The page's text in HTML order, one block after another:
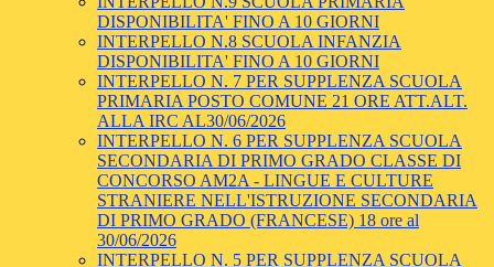
DISPONIBILITA' FINO A 10 GIORNI
INTERPELLO N.8 SCUOLA INFANZIA
DISPONIBILITA' FINO A 10 GIORNI
INTERPELLO N. 7 PER SUPPLENZA SCUOLA
PRIMARIA POSTO COMUNE 21 ORE ATT.ALT.
ALLA IRC AL30/06/2026
INTERPELLO N. 6 PER SUPPLENZA SCUOLA
SECONDARIA DI PRIMO GRADO CLASSE DI
CONCORSO AM2A - LINGUE E CULTURE
STRANIERE NELL'ISTRUZIONE SECONDARIA
DI PRIMO GRADO (FRANCESE) 18 ore al
30/06/2026
INTERPELLO N. 5 PER SUPPLENZA SCUOLA